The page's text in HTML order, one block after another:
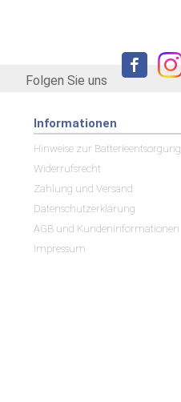
Folgen Sie uns
Informationen
Hinweise zur Batterieentsorgung
Widerrufsrecht
Zahlung und Versand
Datenschutzerklärung
AGB und Kundeninformationen
Impressum